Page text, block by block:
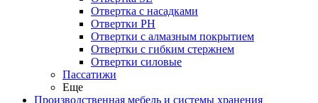
Отвертка с насадками
Отвертки PH
Отвертки с алмазным покрытием
Отвертки с гибким стержнем
Отвертки силовые
Пассатижи
Еще
Производственная мебель и системы хранения